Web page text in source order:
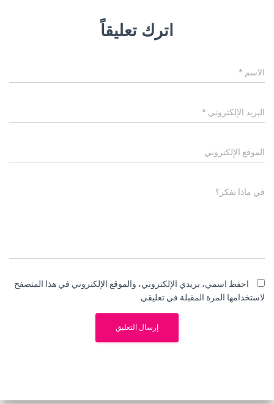
اترك تعليقاً
الاسم *
البريد الإلكتروني *
الموقع الإلكتروني
في ماذا تفكر؟
احفظ اسمي، بريدي الإلكتروني، والموقع الإلكتروني في هذا المتصفح
لاستخدامها المرة المقبلة في تعليقي.